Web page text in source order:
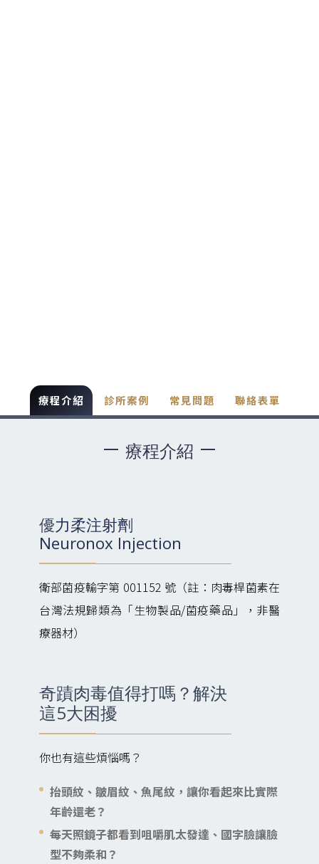
療程介紹 診所案例 常見問題 聯絡表單
療程介紹
優力柔注射劑
Neuronox Injection
衛部菌疫輸字第 001152 號（註：肉毒桿菌素在
台灣法規歸類為「生物製品/菌疫藥品」，非醫
療器材）
奇蹟肉毒值得打嗎？解決
這5大困擾
你也有這些煩惱嗎？
抬頭紋、皺眉紋、魚尾紋，讓你看起來比實際
年齡還老？
每天照鏡子都看到咀嚼肌太發達、國字臉讓臉
型不夠柔和？